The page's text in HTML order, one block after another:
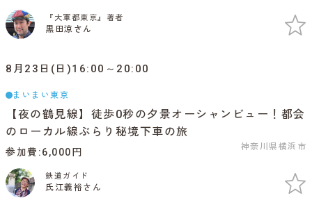
『大軍都東京』著者
黒田涼さん
8月23日(日)16:00～20:00
まいまい東京
【夜の鶴見線】徒歩0秒の夕景オーシャンビュー！都会
のローカル線ぶらり秘境下車の旅
神奈川県横浜市
参加費 6,000円
鉄道ガイド
氏江義裕さん